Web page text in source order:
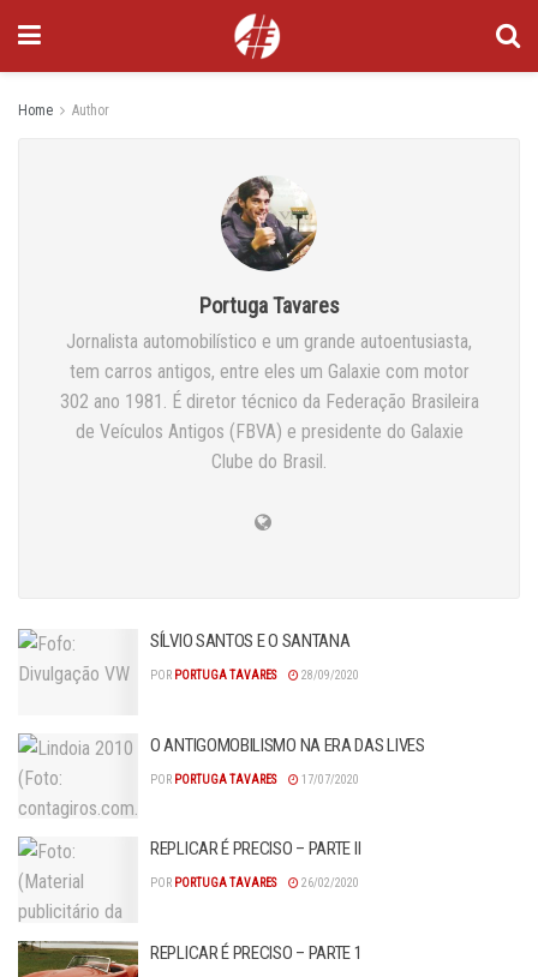
Home Author
Portuga Tavares
Jornalista automobilístico e um grande autoentusiasta,
tem carros antigos, entre eles um Galaxie com motor
302 ano 1981. É diretor técnico da Federação Brasileira
de Veículos Antigos (FBVA) e presidente do Galaxie
Clube do Brasil.
SÍLVIO SANTOS E O SANTANA
POR PORTUGA TAVARES 28/09/2020
O ANTIGOMOBILISMO NA ERA DAS LIVES
POR PORTUGA TAVARES 17/07/2020
REPLICAR É PRECISO – PARTE II
POR PORTUGA TAVARES 26/02/2020
REPLICAR É PRECISO – PARTE 1